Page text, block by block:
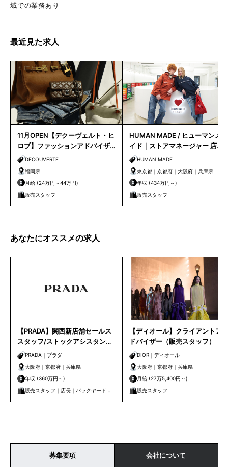
域での業務あり
最近見た求人
11月OPEN【デクーヴェルト・ヒ
ロブ】ファッションアドバイザ
ー｜天神店
DECOUVERTE
福岡県
月給 (24万円～44万円)
販売スタッフ
HUMAN MADE / ヒューマンメ
イド｜ストアマネージャー 店長
候補HUMAN MADE
東京都｜京都府｜大阪府｜兵庫県
年収 (434万円～)
販売スタッフ
あなたにオススメの求人
【PRADA】関西新店舗セールス
スタッフ/ストックアシスタント
募集！一緒にお店を作り上げま
せんか。
PRADA｜プラダ
大阪府｜京都府｜兵庫県
年収 (360万円～)
販売スタッフ｜店長｜バックヤード｜
副店長
【ディオール】クライアントア
ドバイザー（販売スタッフ）｜
大阪・京都・神戸
DIOR｜ディオール
大阪府｜京都府｜兵庫県
月給 (27万5,400円～)
販売スタッフ
募集要項 会社について